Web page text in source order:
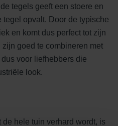
tegels geeft een stoere en
opvalt. Door de typische
en komt dus perfect tot zijn
goed te combineren met
voor liefhebbers die
look.
hele tuin verhard wordt, is